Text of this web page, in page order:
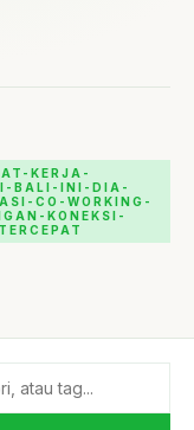
KERJA-
BALI-INI-DIA-
CO-WORKING-
KONEKSI-